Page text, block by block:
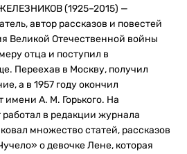
(1925–2015) —
автор рассказов и повестей
Великой Отечественной войны
отца и поступил в
Переехав в Москву, получил
а в 1957 году окончил
А. М. Горького. На
в редакции журнала
множество статей, рассказов
о девочке Лене, которая